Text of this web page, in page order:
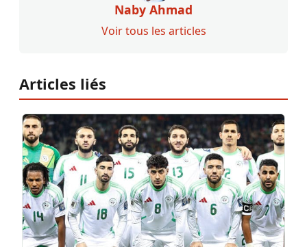
Naby Ahmad
Voir tous les articles
Articles liés